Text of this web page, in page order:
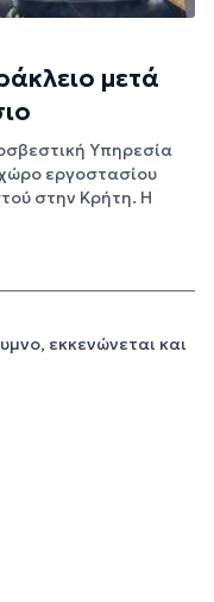
μετά
Υπηρεσία
εργοστασίου
στην Κρήτη. Η